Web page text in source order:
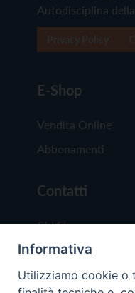
Autodisciplina
E-Shop
Vendita Online
Abbonamenti
Contatti
Chi Siamo
Redazione
Scrivici
Informativa
Utilizziamo cookie o